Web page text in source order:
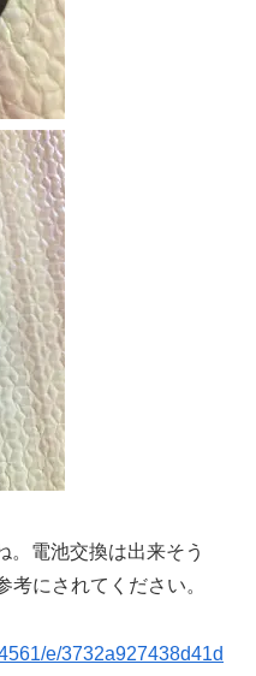
。電池交換は出来そう
考にされてください。
e/3732a927438d41d